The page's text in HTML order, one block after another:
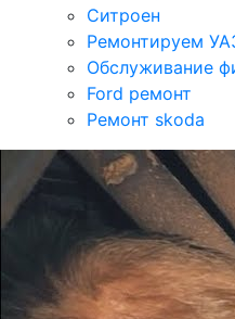
Ситроен
Ремонтируем
Обслуживание
Ford ремонт
Ремонт skoda